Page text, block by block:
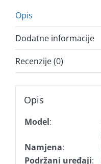
Opis
Dodatne informacije
Recenzije (0)
Opis
Model:
Namjena:
Podržani uređaji: